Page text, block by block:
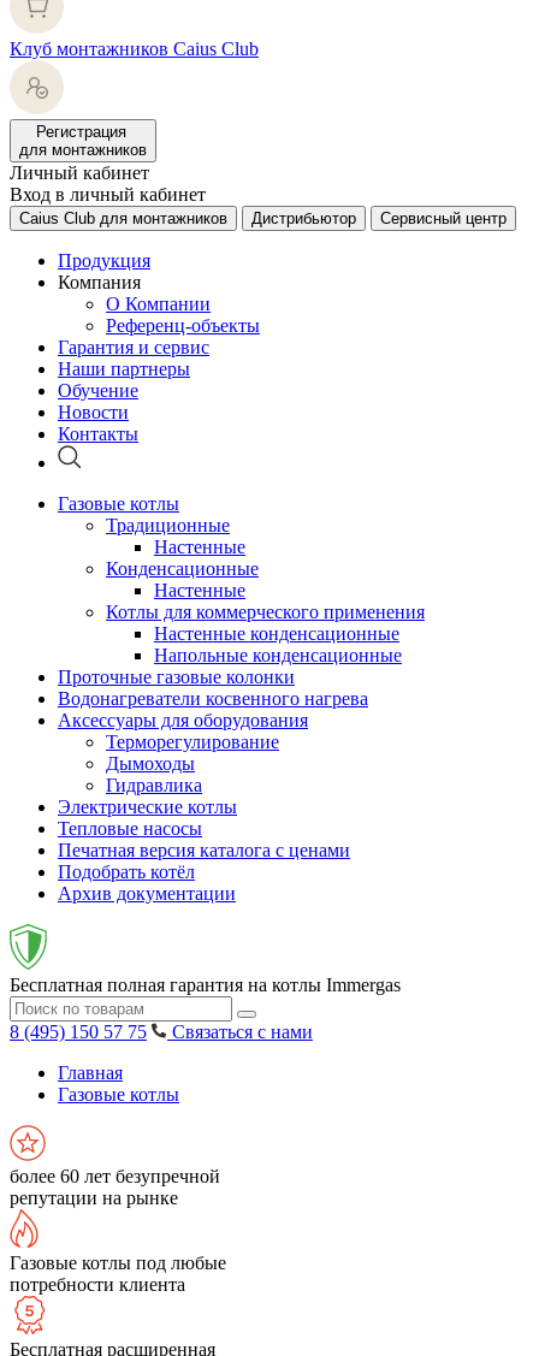
Клуб монтажников Caius Club
Регистрация
для монтажников
Личный кабинет
Вход в личный кабинет
Caius Club для монтажников Дистрибьютор Сервисный центр
Продукция
Компания
О Компании
Референц-объекты
Гарантия и сервис
Наши партнеры
Обучение
Новости
Контакты
Газовые котлы
Традиционные
Настенные
Конденсационные
Настенные
Котлы для коммерческого применения
Настенные конденсационные
Напольные конденсационные
Проточные газовые колонки
Водонагреватели косвенного нагрева
Аксессуары для оборудования
Терморегулирование
Дымоходы
Гидравлика
Электрические котлы
Тепловые насосы
Печатная версия каталога с ценами
Подобрать котёл
Архив документации
Бесплатная полная гарантия на котлы Immergas
8 (495) 150 57 75
Связаться с нами
Главная
Газовые котлы
более 60 лет безупречной
репутации на рынке
Газовые котлы под любые
потребности клиента
Бесплатная расширенная